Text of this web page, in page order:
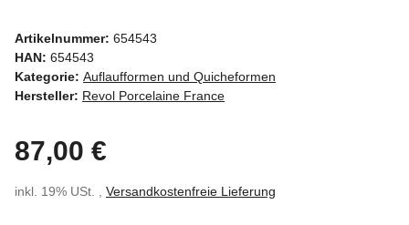
Artikelnummer: 654543
HAN: 654543
Kategorie: Auflaufformen und Quicheformen
Hersteller: Revol Porcelaine France
87,00 €
inkl. 19% USt. , Versandkostenfreie Lieferung